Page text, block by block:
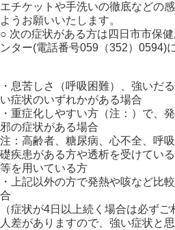
エチケットや手洗いの徹底などの
ようお願いいたします。
○ 次の症状がある方は四日市市保
ンター(電話番号059（352）0594)
・息苦しさ（呼吸困難）、強いだ
い症状のいずれかがある場合
・重症化しやすい方（注：）で、
邪の症状がある場合
注：高齢者、糖尿病、心不全、呼
礎疾患がある方や透析を受けてい
等を用いている方
・上記以外の方で発熱や咳など比
合
（症状が4日以上続く場合は必ず
人差がありますので、強い症状と